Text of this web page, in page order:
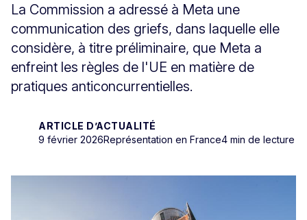
La Commission a adressé à Meta une
communication des griefs, dans laquelle elle
considère, à titre préliminaire, que Meta a
enfreint les règles de l'UE en matière de
pratiques anticoncurrentielles.
ARTICLE D’ACTUALITÉ
9 février 2026Représentation en France4 min de lecture